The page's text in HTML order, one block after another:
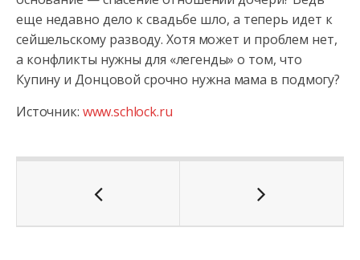
еще недавно дело к свадьбе шло, а теперь идет к
сейшельскому разводу. Хотя может и проблем нет,
а конфликты нужны для «легенды» о том, что
Купину и Донцовой срочно нужна мама в подмогу?
Источник: www.schlock.ru